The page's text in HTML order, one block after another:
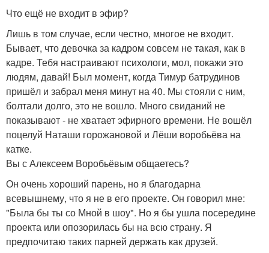
Что ещё не входит в эфир?
Лишь в том случае, если честно, многое не входит.
Бывает, что девочка за кадром совсем не такая, как в
кадре. Тебя настраивают психологи, мол, покажи это
людям, давай! Был момент, когда Тимур батрудинов
пришёл и забрал меня минут на 40. Мы стояли с ним,
болтали долго, это не вошло. Много свиданий не
показывают - не хватает эфирного времени. Не вошёл
поцелуй Наташи горожановой и Лёши воробьёва на
катке.
Вы с Алексеем Воробьёвым общаетесь?
Он очень хороший парень, но я благодарна
всевышнему, что я не в его проекте. Он говорил мне:
"Была бы ты со Мной в шоу". Но я бы ушла посередине
проекта или опозорилась бы на всю страну. Я
предпочитаю таких парней держать как друзей.